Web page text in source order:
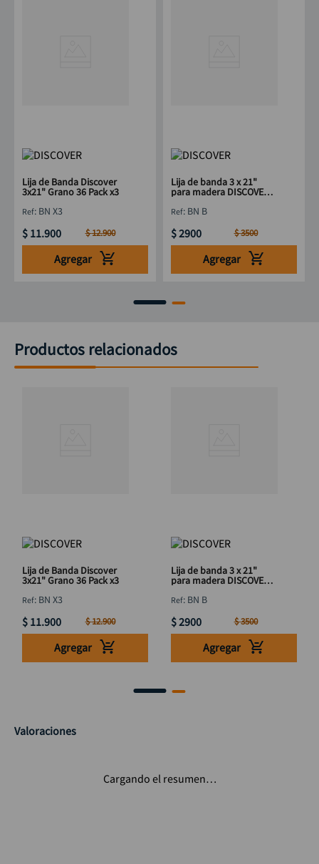
Lija de Banda Discover
3x21" Grano 36 Pack x3
: BN X3
$ 11.900 $12.900
Agregar
Lija de banda 3 x 21"
para madera DISCOVER
: BN B
$2900 $3500
Agregar
Productos relacionados
Lija de Banda Discover
3x21" Grano 36 Pack x3
: BN X3
$ 11.900 $12.900
Agregar
Lija de banda 3 x 21"
para madera DISCOVER
: BN B
$2900 $3500
Agregar
Valoraciones
Cargando el resumen…